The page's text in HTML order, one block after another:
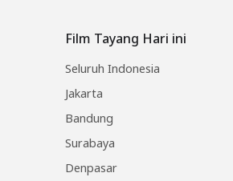
Film Tayang Hari ini
Seluruh Indonesia
Jakarta
Bandung
Surabaya
Denpasar